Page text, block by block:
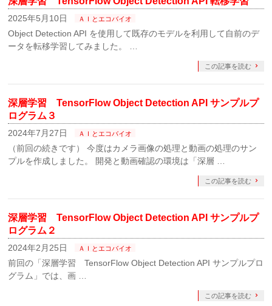
2025年5月10日 ＡＩとエコバイオ
Object Detection API を使用して既存のモデルを利用して自前のデ
ータを転移学習してみました。 …
この記事を読む
深層学習 TensorFlow Object Detection API サンプルプ
ログラム３
2024年7月27日 ＡＩとエコバイオ
（前回の続きです） 今度はカメラ画像の処理と動画の処理のサン
プルを作成しました。 開発と動画確認の環境は「深層 …
この記事を読む
深層学習 TensorFlow Object Detection API サンプルプ
ログラム２
2024年2月25日 ＡＩとエコバイオ
前回の「深層学習 TensorFlow Object Detection API サンプルプロ
グラム」では、画 …
この記事を読む